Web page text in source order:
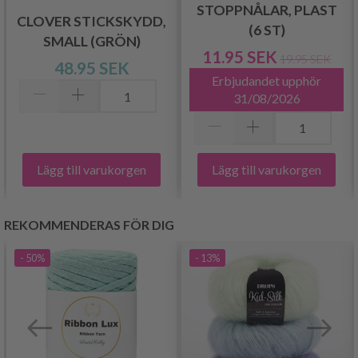
CLOVER STICKSKYDD,
SMALL (GRÖN)
48.95 SEK
Lägg till varukorgen
STOPPNÅLAR, PLAST
(6 ST)
11.95 SEK 19.95 SEK
Erbjudandet upphör
31/08/2026
Lägg till varukorgen
REKOMMENDERAS FÖR DIG
- 50% - 13%